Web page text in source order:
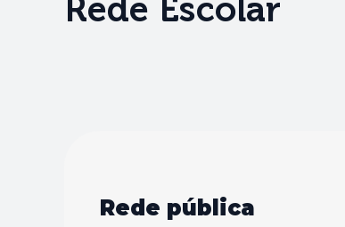
Rede Escolar
Rede pública